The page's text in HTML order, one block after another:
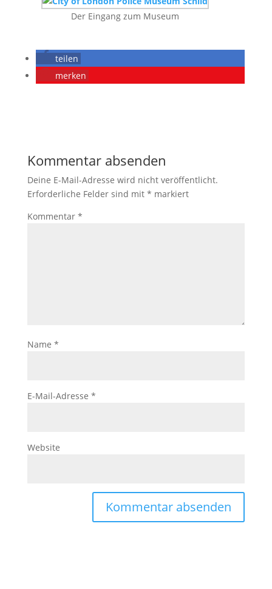
Der Eingang zum Museum
teilen
merken
Kommentar absenden
Deine E-Mail-Adresse wird nicht veröffentlicht.
Erforderliche Felder sind mit * markiert
Kommentar *
Name *
E-Mail-Adresse *
Website